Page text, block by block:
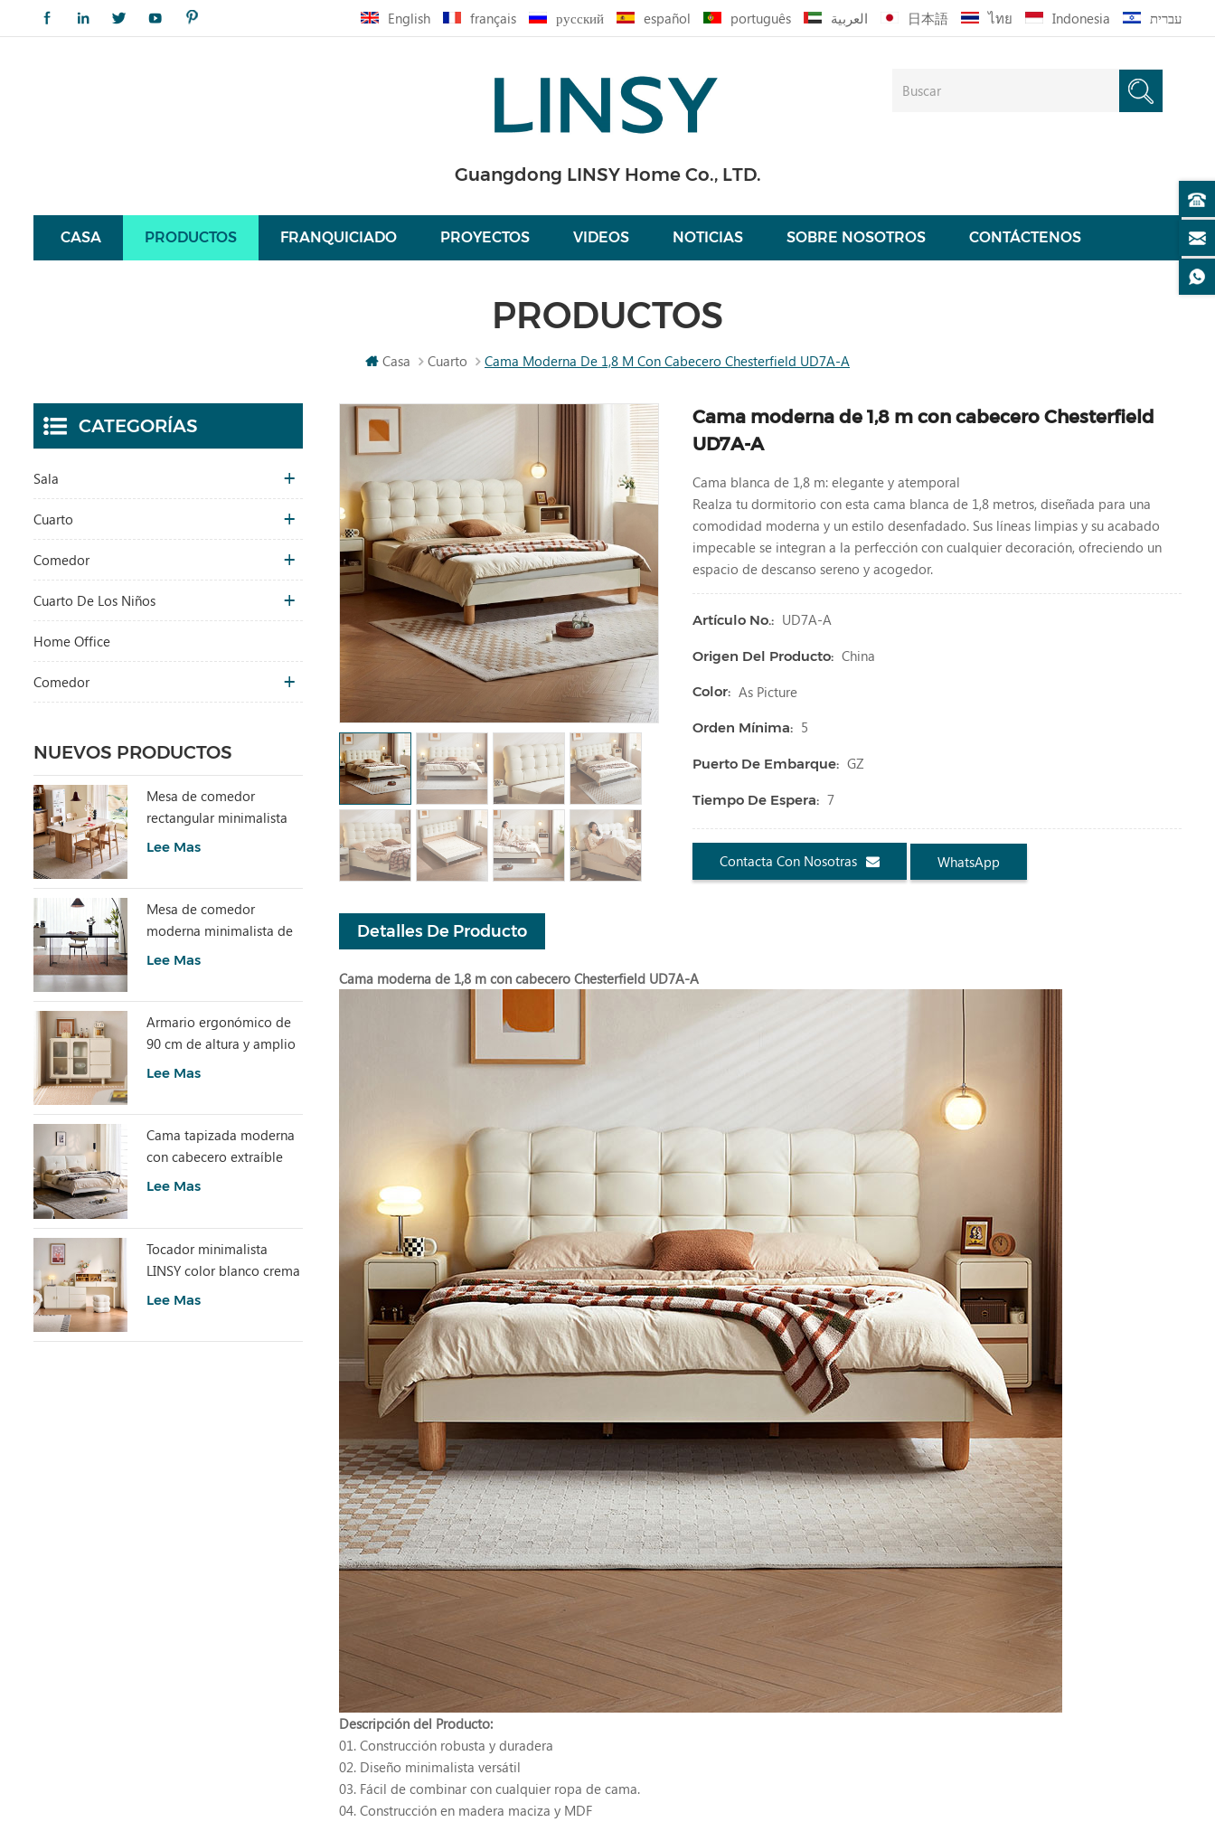
English français русский español português العربية 日本語 ไทย Indonesia עברית
Guangdong LINSY Home Co., LTD.
CASA PRODUCTOS FRANQUICIADO PROYECTOS VIDEOS NOTICIAS SOBRE NOSOTROS CONTÁCTENOS
PRODUCTOS
Casa Cuarto Cama Moderna De 1,8 M Con Cabecero Chesterfield UD7A-A
Cama moderna de 1,8 m con cabecero Chesterfield
UD7A-A
Cama blanca de 1,8 m: elegante y atemporal
Realza tu dormitorio con esta cama blanca de 1,8 metros, diseñada para una
comodidad moderna y un estilo desenfadado. Sus líneas limpias y su acabado
impecable se integran a la perfección con cualquier decoración, ofreciendo un
espacio de descanso sereno y acogedor.
Artículo No.: UD7A-A
Origen Del Producto: China
Color: As Picture
Orden Mínima: 5
Puerto De Embarque: GZ
Tiempo De Espera: 7
Contacta Con Nosotras WhatsApp
Detalles De Producto
Cama moderna de 1,8 m con cabecero Chesterfield UD7A-A
Descripción del Producto:
01. Construcción robusta y duradera
02. Diseño minimalista versátil
03. Fácil de combinar con cualquier ropa de cama.
04. Construcción en madera maciza y MDF
CATEGORÍAS
Sala
Cuarto
Comedor
Cuarto De Los Niños
Home Office
Comedor
NUEVOS PRODUCTOS
Mesa de comedor
rectangular minimalista
con piedra sinterizada
Lee Mas
Mesa de comedor
moderna minimalista de
losa de piedra gris con
Lee Mas
Armario ergonómico de
90 cm de altura y amplio
espacio de
Lee Mas
Cama tapizada moderna
con cabecero extraíble
BC663-A
Lee Mas
Tocador minimalista
LINSY color blanco crema
con armario UD6C-A
Lee Mas